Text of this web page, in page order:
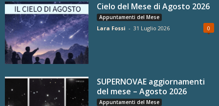
Cielo del Mese di Agosto 2026
Appuntamenti del Mese
Lara Fossi - 31 Luglio 2026 0
SUPERNOVAE aggiornamenti
del mese – Agosto 2026
Appuntamenti del Mese